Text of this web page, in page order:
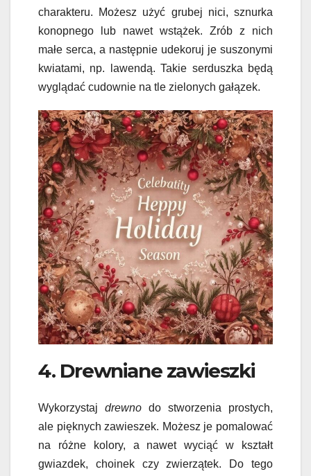
charakteru. Możesz użyć grubej nici, sznurka
konopnego lub nawet wstążek. Zrób z nich
małe serca, a następnie udekoruj je suszonymi
kwiatami, np. lawendą. Takie serduszka będą
wyglądać cudownie na tle zielonych gałązek.
4. Drewniane zawieszki
Wykorzystaj drewno do stworzenia prostych,
ale pięknych zawieszek. Możesz je pomalować
na różne kolory, a nawet wyciąć w kształt
gwiazdek, choinek czy zwierzątek. Do tego